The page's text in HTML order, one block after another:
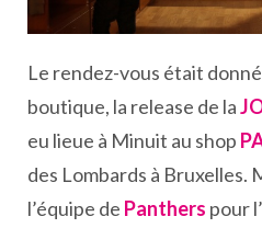
Le rendez-vous était
boutique, la release de la
eu lieue à Minuit au shop
des Lombards à Bruxelles.
l’équipe de Panthers pour